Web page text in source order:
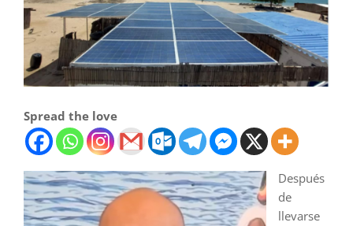
Spread the love
Después
de
llevarse